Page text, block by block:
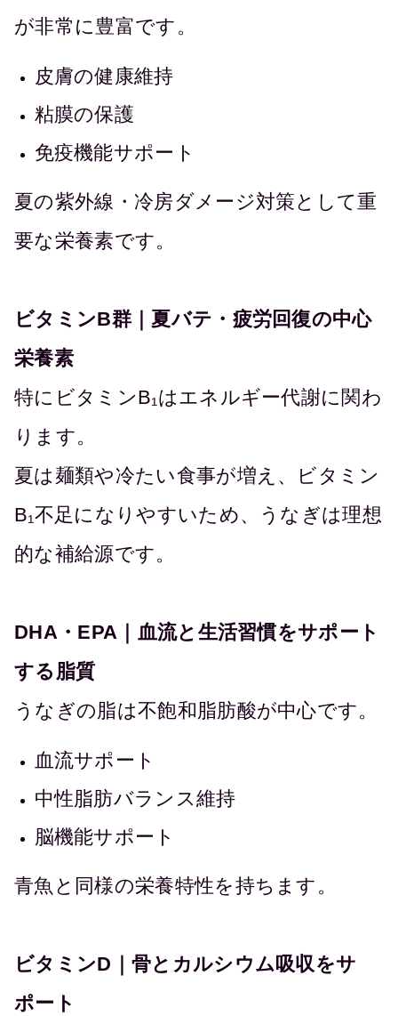
が非常に豊富です。
皮膚の健康維持
粘膜の保護
免疫機能サポート
夏の紫外線・冷房ダメージ対策として重
要な栄養素です。
ビタミンB群｜夏バテ・疲労回復の中心
栄養素
特にビタミンB₁はエネルギー代謝に関わ
ります。
夏は麺類や冷たい食事が増え、ビタミン
B₁不足になりやすいため、うなぎは理想
的な補給源です。
DHA・EPA｜血流と生活習慣をサポート
する脂質
うなぎの脂は不飽和脂肪酸が中心です。
血流サポート
中性脂肪バランス維持
脳機能サポート
青魚と同様の栄養特性を持ちます。
ビタミンD｜骨とカルシウム吸収をサ
ポート